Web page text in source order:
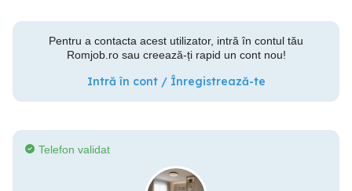
Pentru a contacta acest utilizator, intră în contul tău
Romjob.ro sau creează-ți rapid un cont nou!
Intră în cont / Înregistrează-te
Telefon validat